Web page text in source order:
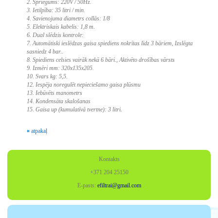
2. Spriegums: 220V / 50Hz.
3. Ietilpība: 35 litri / min.
4. Savienojuma diametrs collās: 1/8
5. Elektriskais kabelis: 1,8 m.
6. Dual slēdzis kontrole:
7. Automātiski ieslēdzas gaisa spiediens nokrītas līdz 3 bāriem, Izslēgta
sasniedz 4 bar..
8. Spiediens celsies vairāk nekā 6 bāri., Aktivēto drošības vārsts
9. Izmēri mm: 320x135x205.
10. Svars kg: 5,5.
12. Iespēja noregulēt nepieciešamo gaisa plūsmu
13. Iebūvēts manometrs
14. Kondensāta skalošanas
15. Gaisa up (kumulatīvā tvertne): 3 litri.
« atpakaļ
Kontakts
+371 204 25150
E-pasts: efiltrai@gmail.com